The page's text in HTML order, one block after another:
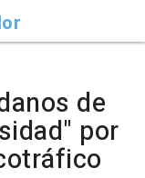
de
por